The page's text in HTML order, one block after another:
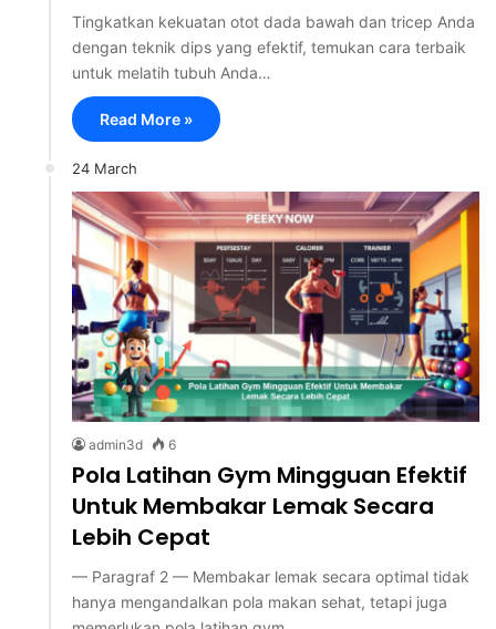
Tingkatkan kekuatan otot dada bawah dan tricep Anda
dengan teknik dips yang efektif, temukan cara terbaik
untuk melatih tubuh Anda…
Read More »
24 March
admin3d 6
Pola Latihan Gym Mingguan Efektif
Untuk Membakar Lemak Secara
Lebih Cepat
— Paragraf 2 — Membakar lemak secara optimal tidak
hanya mengandalkan pola makan sehat, tetapi juga